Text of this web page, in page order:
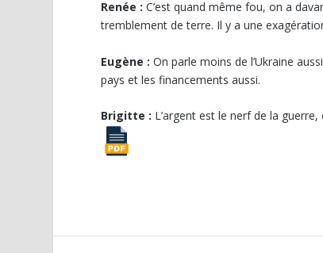
Renée : C’est quand même fou, on a
tremblement de terre. Il y a une
Eugène : On parle moins de l’Ukraine
pays et les financements aussi.
Brigitte : L’argent est le nerf de la guerre,